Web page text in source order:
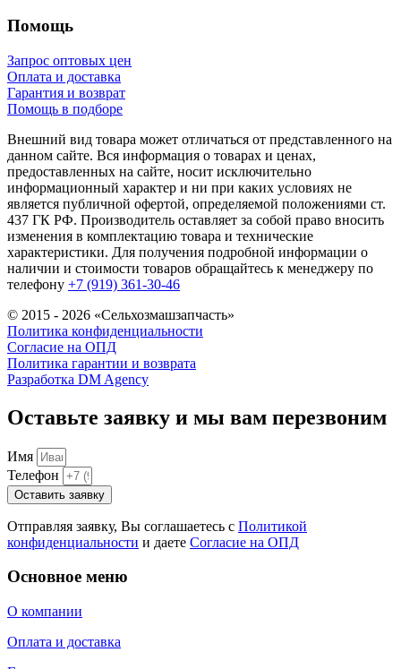
Помощь
Запрос оптовых цен
Оплата и доставка
Гарантия и возврат
Помощь в подборе
Внешний вид товара может отличаться от представленного на
данном сайте. Вся информация о товарах и ценах,
предоставленных на сайте, носит исключительно
информационный характер и ни при каких условиях не
является публичной офертой, определяемой положениями ст.
437 ГК РФ. Производитель оставляет за собой право вносить
изменения в комплектацию товара и технические
характеристики. Для получения подробной информации о
наличии и стоимости товаров обращайтесь к менеджеру по
телефону +7 (919) 361-30-46
© 2015 - 2026 «Сельхозмашзапчасть»
Политика конфиденциальности
Согласие на ОПД
Политика гарантии и возврата
Разработка DM Agency
Оставьте заявку и мы вам перезвоним
Имя
Телефон
Оставить заявку
Отправляя заявку, Вы соглашаетесь с Политикой
конфиденциальности и даете Согласие на ОПД
Основное меню
О компании
Оплата и доставка